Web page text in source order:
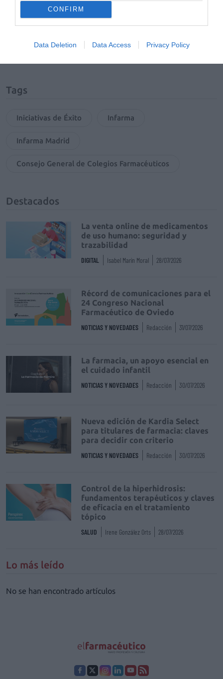
CONFIRM
Data Deletion Data Access Privacy Policy
AñadirEl Farmacéutico
ACTIVAR AHORA
Tags
Iniciativas de Éxito Infarma
Infarma Madrid
Consejo General de Colegios Farmacéuticos
Destacados
La venta online de medicamentos
de uso humano: seguridad y
trazabilidad
DIGITAL Isabel Marín Moral 28/07/2026
Récord de comunicaciones para el
24 Congreso Nacional
Farmacéutico de Oviedo
NOTICIAS Y NOVEDADES Redacción 31/07/2026
La farmacia, un apoyo esencial en
el cuidado infantil
NOTICIAS Y NOVEDADES Redacción 30/07/2026
Nueva edición de Kardia Select
para titulares de farmacia: claves
para decidir con criterio
NOTICIAS Y NOVEDADES Redacción 30/07/2026
Control de la hiperhidrosis:
fundamentos terapéuticos y claves
de eficacia en el tratamiento
tópico
SALUD Irene González Orts 28/07/2026
Lo más leído
No se han encontrado artículos